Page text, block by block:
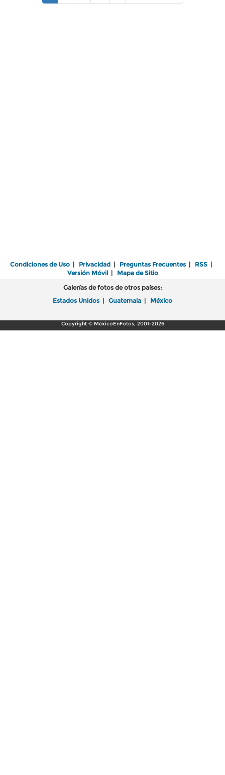
Condiciones de Uso | Privacidad | Preguntas Frecuentes | RSS |
Versión Móvil| Mapa de Sitio
Galerías de fotos de otros países:
Estados Unidos | Guatemala | México
Copyright © MéxicoEnFotos, 2001-2026